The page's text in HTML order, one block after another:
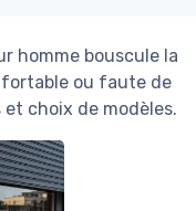
homme bouscule la
ou faute de
choix de modèles.